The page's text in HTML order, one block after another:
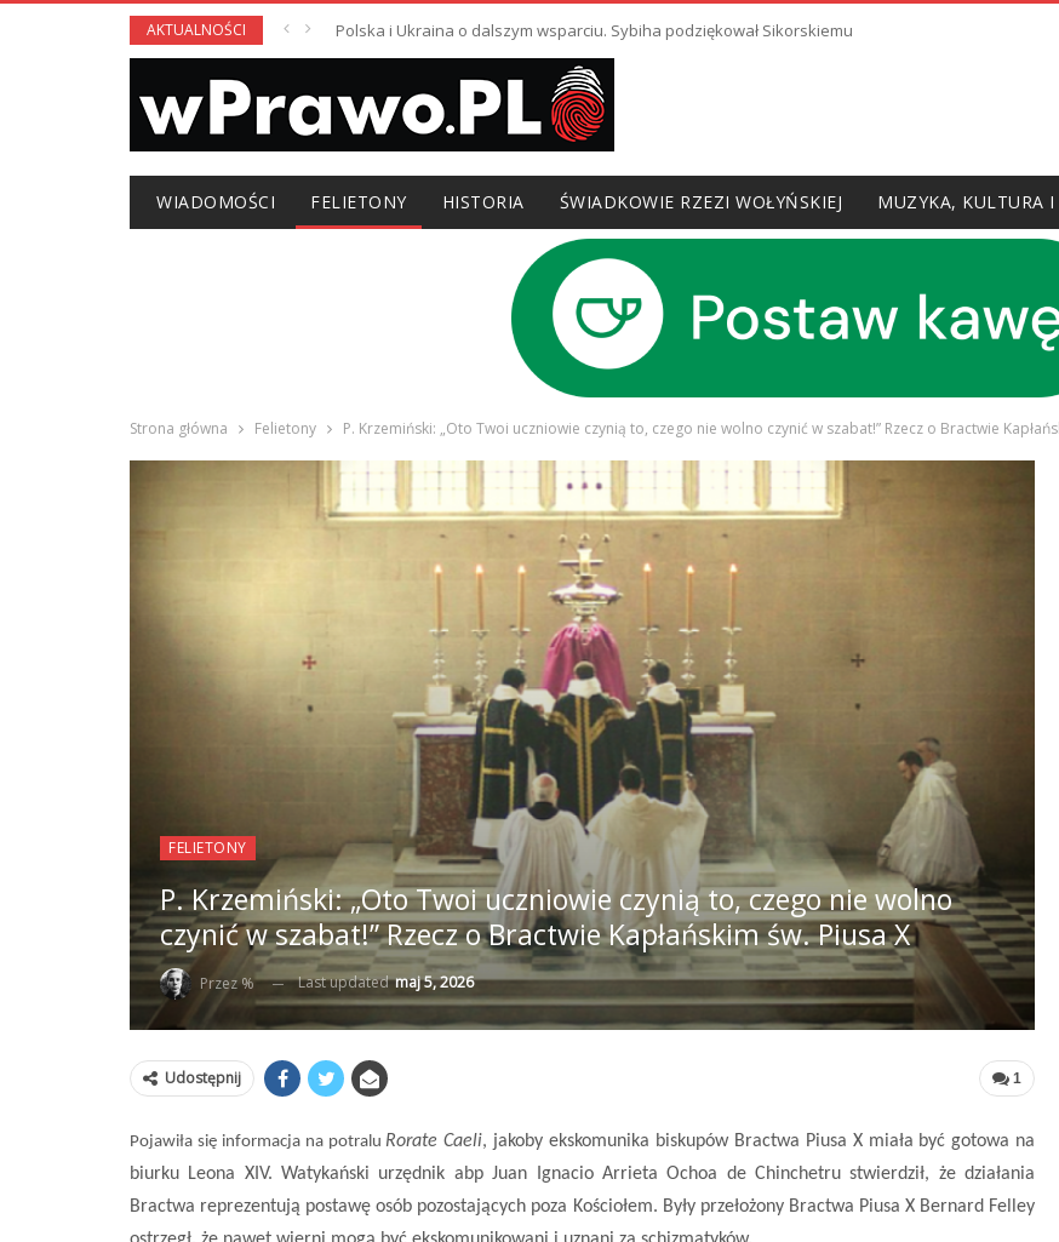
AKTUALNOŚCI Polska i Ukraina o dalszym wsparciu. Sybiha podziękował Sikorskiemu
WIADOMOŚCI FELIETONY HISTORIA ŚWIADKOWIE RZEZI WOŁYŃSKIEJ MUZYKA, KULTURA I
Strona główna Felietony P. Krzemiński: „Oto Twoi uczniowie czynią to, czego nie wolno czynić w szabat!” Rzecz o Bractwie
FELIETONY
P. Krzemiński: „Oto Twoi uczniowie czynią to, czego nie wolno
czynić w szabat!” Rzecz o Bractwie Kapłańskim św. Piusa X
Przez % Last updatedmaj 5, 2026
1
Udostępnij
Pojawiła się informacja na potralu Rorate Caeli, jakoby ekskomunika biskupów Bractwa Piusa X miała być gotowa na
biurku Leona XIV. Watykański urzędnik abp Juan Ignacio Arrieta Ochoa de Chinchetru stwierdził, że działania
Bractwa reprezentują postawę osób pozostających poza Kościołem. Były przełożony Bractwa Piusa X Bernard Felley